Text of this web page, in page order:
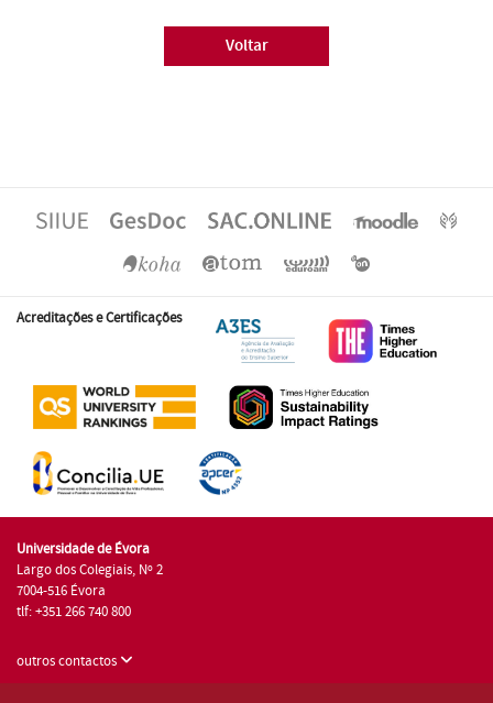
Voltar
Acreditações e Certificações
Universidade de Évora
Largo dos Colegiais, Nº 2
7004-516 Évora
tlf: +351 266 740 800
outros contactos